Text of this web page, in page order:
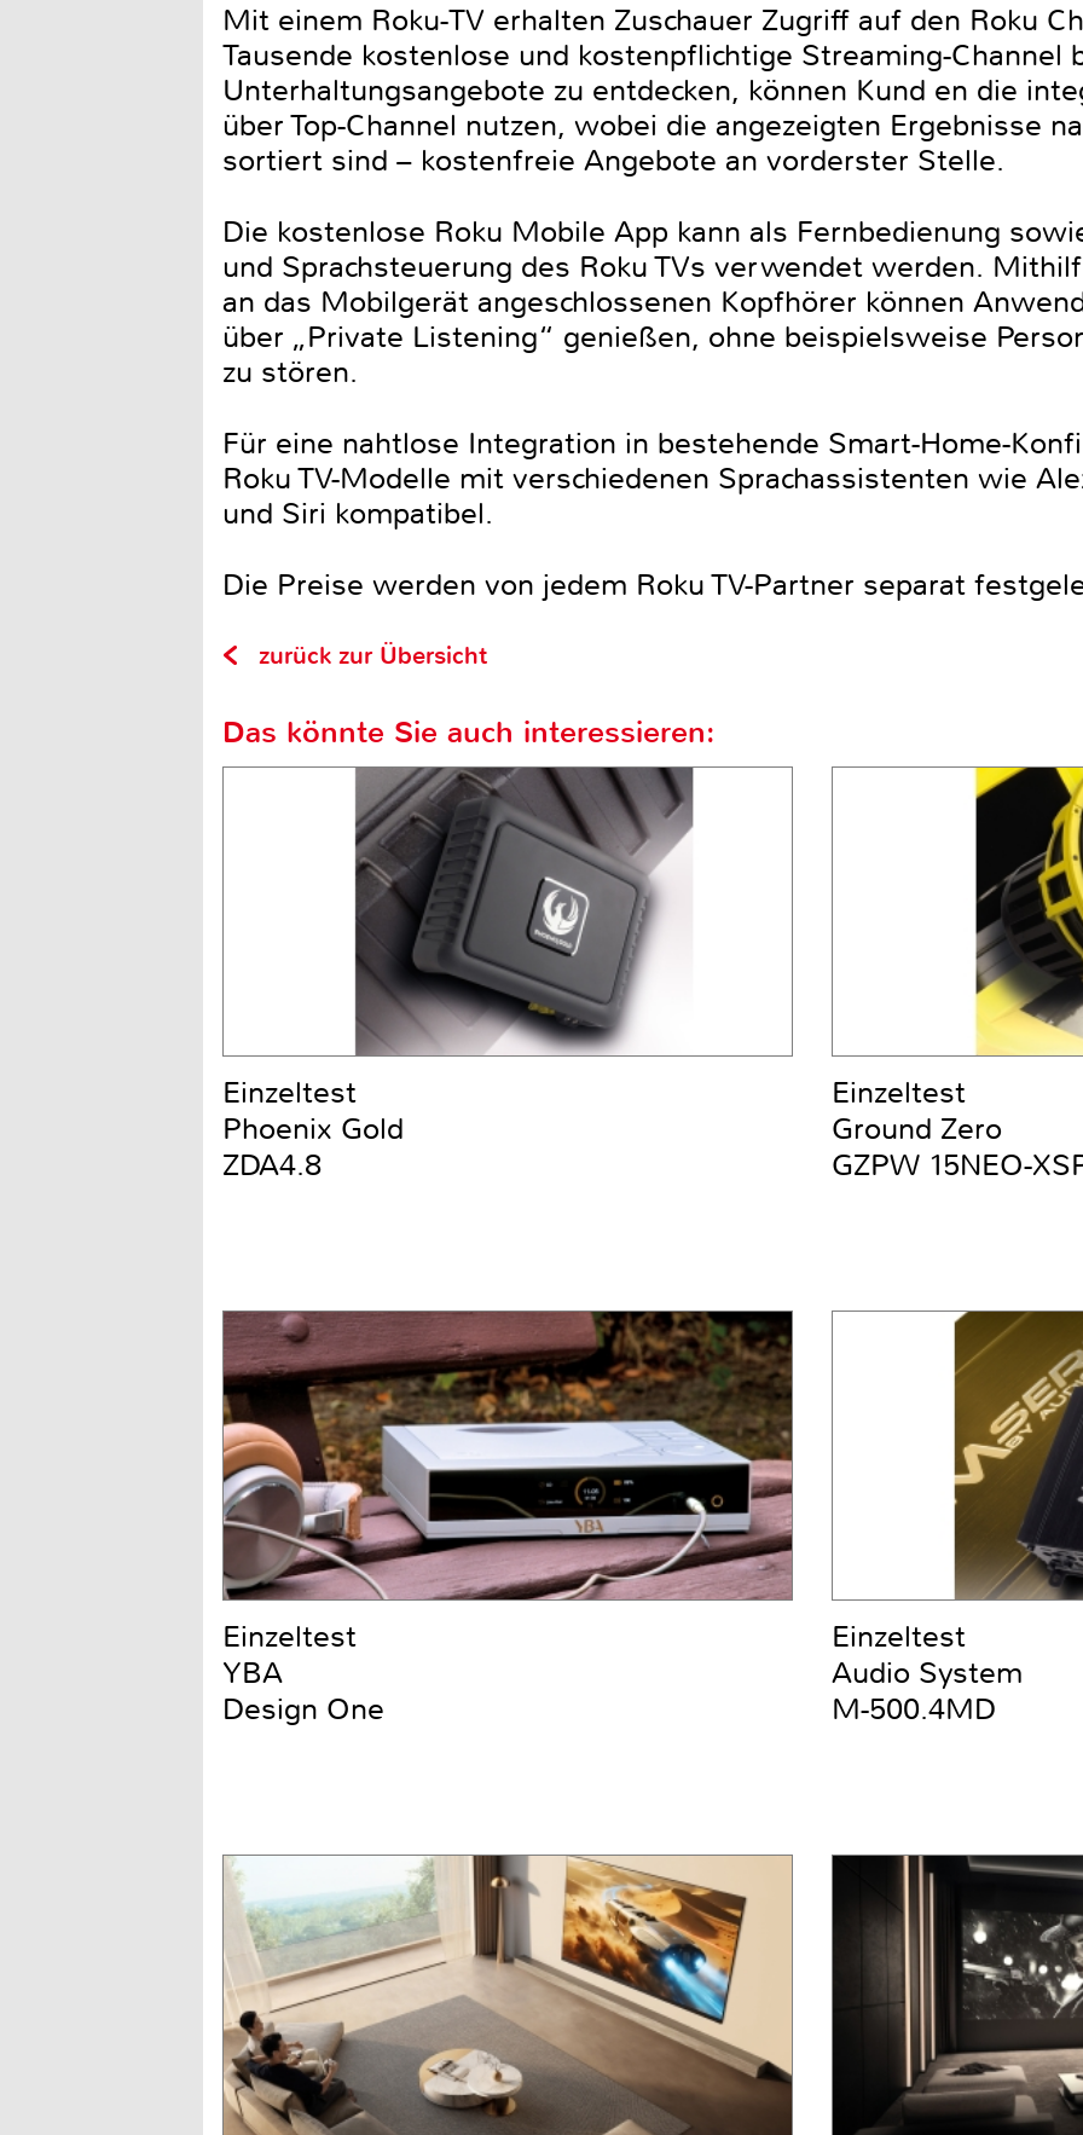
Mit einem Roku-TV erhalten Zuschauer Zugriff auf den Roku
Tausende kostenlose und kostenpflichtige Streaming-Channel
Unterhaltungsangebote zu entdecken, können Kund en die
über Top-Channel nutzen, wobei die angezeigten Ergebnisse
sortiert sind – kostenfreie Angebote an vorderster Stelle.
Die kostenlose Roku Mobile App kann als Fernbedienung
und Sprachsteuerung des Roku TVs verwendet werden.
an das Mobilgerät angeschlossenen Kopfhörer können
über „Private Listening“ genießen, ohne beispielsweise
zu stören.
Für eine nahtlose Integration in bestehende Smart-Home-
Roku TV-Modelle mit verschiedenen Sprachassistenten wie
und Siri kompatibel.
Die Preise werden von jedem Roku TV-Partner separat
zurück zur Übersicht
Das könnte Sie auch interessieren:
Einzeltest
Phoenix Gold
ZDA4.8
Einzeltest
Ground Zero
GZPW 15NEO-
Einzeltest
YBA
Design One
Einzeltest
Audio System
M-500.4MD